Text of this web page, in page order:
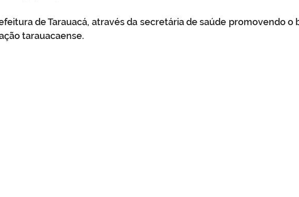
de Tarauacá, através da secretária de saúde promovendo o
tarauacaense.